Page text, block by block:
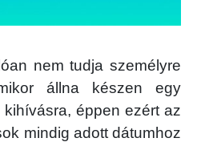
nem tudja személyre
állna készen egy
éppen ezért az
mindig adott dátumhoz